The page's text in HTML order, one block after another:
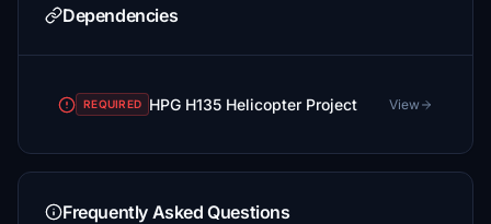
Dependencies
REQUIRED HPG H135 Helicopter Project View
Frequently Asked Questions